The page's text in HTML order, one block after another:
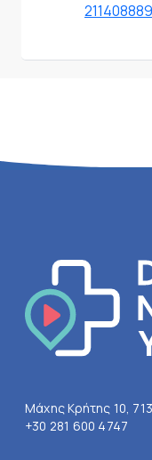
Μάχης Κρήτης 10,
+30 281 600 4747